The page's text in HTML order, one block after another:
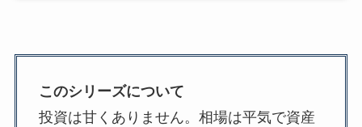
このシリーズについて
投資は甘くありません。相場は平気で資産